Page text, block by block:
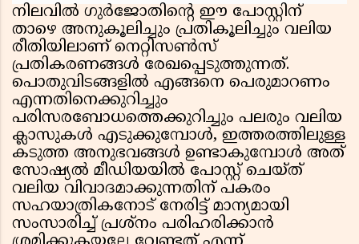
നിലവിൽ ഗുർജോതിന്റെ ഈ പോസ്റ്റിന്
താഴെ അനുകൂലിച്ചും പ്രതികൂലിച്ചും വലിയ
രീതിയിലാണ് നെറ്റിസൺസ്
പ്രതികരണങ്ങൾ രേഖപ്പെടുത്തുന്നത്.
പൊതുവിടങ്ങളിൽ എങ്ങനെ പെരുമാറണം
എന്നതിനെക്കുറിച്ചും
പരിസരബോധത്തെക്കുറിച്ചും പലരും വലിയ
ക്ലാസുകൾ എടുക്കുമ്പോൾ, ഇത്തരത്തിലുള്ള
കടുത്ത അനുഭവങ്ങൾ ഉണ്ടാകുമ്പോൾ അത്
സോഷ്യൽ മീഡിയയിൽ പോസ്റ്റ് ചെയ്ത്
വലിയ വിവാദമാക്കുന്നതിന് പകരം
സഹയാത്രികനോട് നേരിട്ട് മാന്യമായി
സംസാരിച്ച് പ്രശ്നം പരിഹരിക്കാൻ